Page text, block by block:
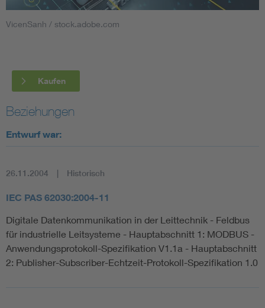
Smart Cities
Blitzschutz: DIN EN 62305 in der Übersicht
Circular Economy für mehr Ressourceneffizienz
Elektrofachkraft (EFK)
VicenSanh / stock.adobe.com
Kaufen
Beziehungen
Entwurf war:
26.11.2004 Historisch
IEC PAS 62030:2004-11
Digitale Datenkommunikation in der Leittechnik - Feldbus
für industrielle Leitsysteme - Hauptabschnitt 1: MODBUS -
Anwendungsprotokoll-Spezifikation V1.1a - Hauptabschnitt
2: Publisher-Subscriber-Echtzeit-Protokoll-Spezifikation 1.0